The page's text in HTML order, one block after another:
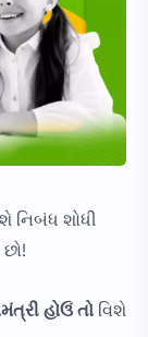
નિબંધ શોધી
હોઉં તો વિશે